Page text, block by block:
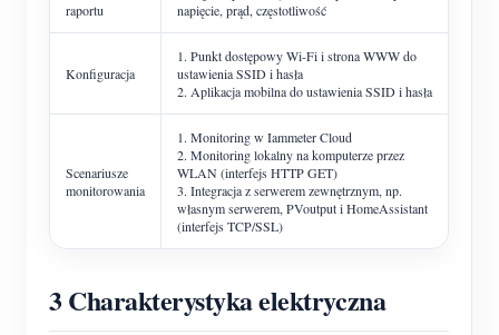
raportu
napięcie, prąd, częstotliwość
Konfiguracja
1. Punkt dostępowy Wi-Fi i strona WWW do
ustawienia SSID i hasła
2. Aplikacja mobilna do ustawienia SSID i hasła
Scenariusze
monitorowania
1. Monitoring w Iammeter Cloud
2. Monitoring lokalny na komputerze przez
WLAN (interfejs HTTP GET)
3. Integracja z serwerem zewnętrznym, np.
własnym serwerem, PVoutput i HomeAssistant
(interfejs TCP/SSL)
3 Charakterystyka elektryczna